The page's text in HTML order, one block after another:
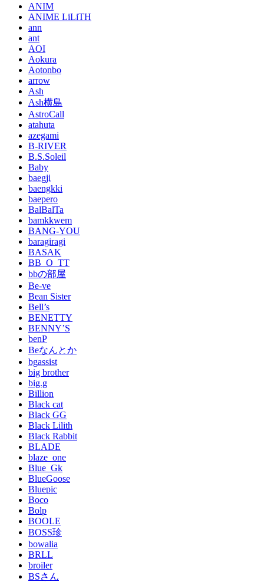
ANIM
ANIME LiLiTH
ann
ant
AOI
Aokura
Aotonbo
arrow
Ash
Ash横島
AstroCall
atahuta
azegami
B-RIVER
B.S.Soleil
Baby
baegji
baengkki
baepero
BalBalTa
bamkkwem
BANG-YOU
baragiragi
BASAK
BB_O_TT
bbの部屋
Be-ve
Bean Sister
Bell’s
BENETTY
BENNY’S
benP
Beなんとか
bgassist
big brother
big.g
Billion
Black cat
Black GG
Black Lilith
Black Rabbit
BLADE
blaze_one
Blue_Gk
BlueGoose
Bluepic
Boco
Bolp
BOOLE
BOSS珍
bowalia
BRLL
broiler
BSさん